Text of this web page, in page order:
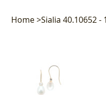
Home>Sialia 40.10652